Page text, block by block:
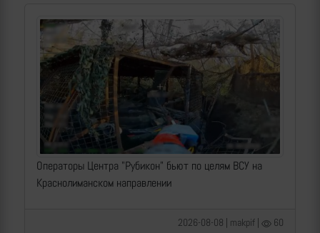
Операторы Центра "Рубикон" бьют по целям ВСУ на
Краснолиманском направлении
2026-08-08 | makpif | 60